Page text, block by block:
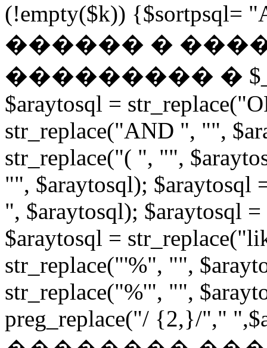
(!empty($k)) {$sortpsql=
������ �
��������� �
$araytosql =
str_replace("AND ", "",
str_replace("( ", "",
"", $araytosql); $araytosql
", $araytosql); $araytosql
$araytosql =
str_replace("'%", "",
str_replace("%'", "",
preg_replace("/ {2,}/","